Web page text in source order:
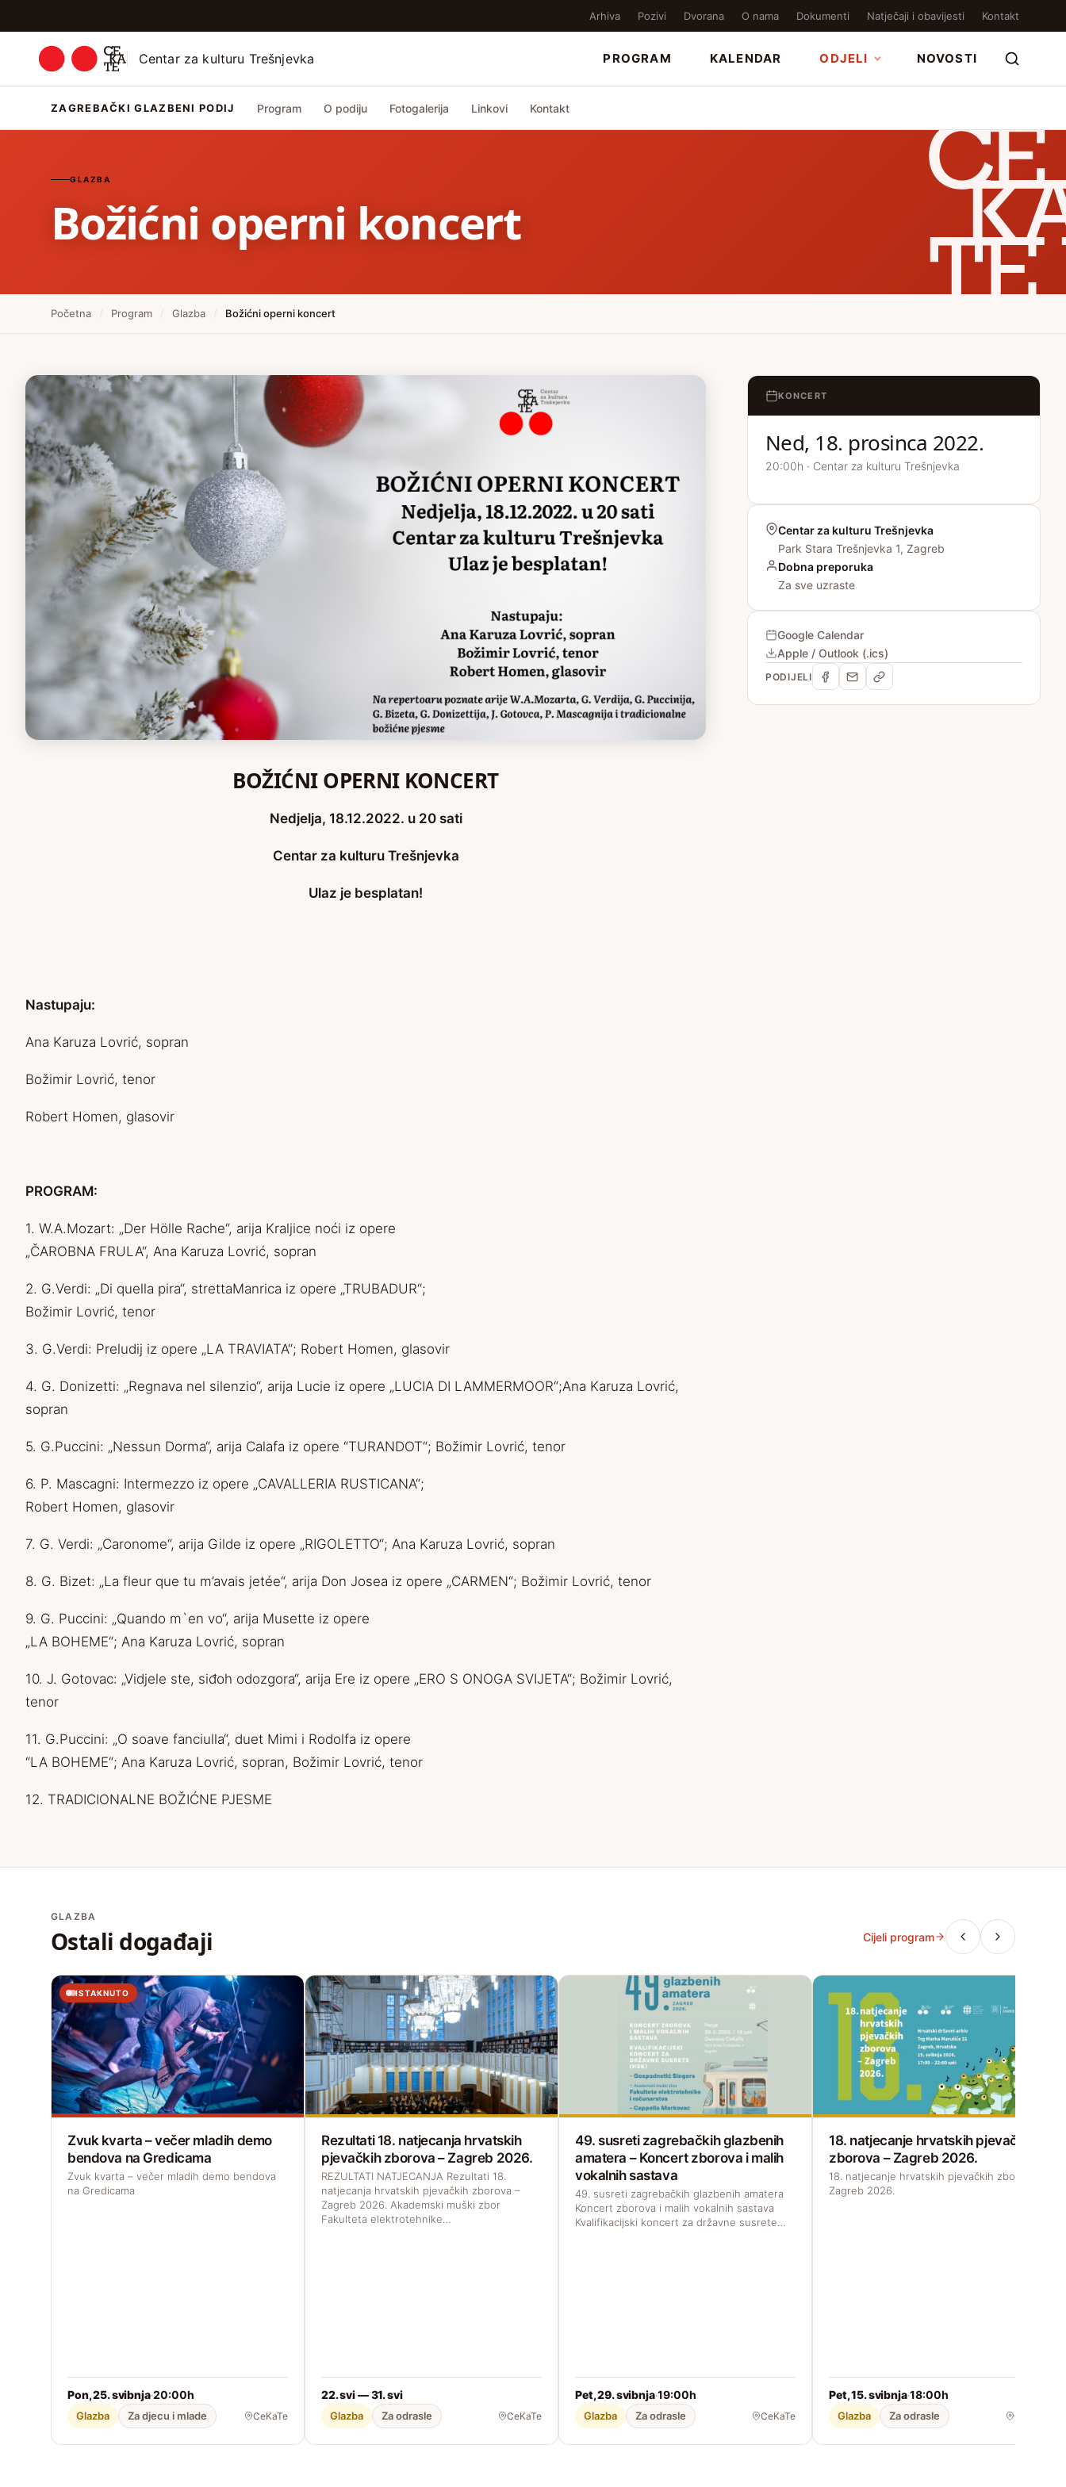
Arhiva Pozivi Dvorana O nama Dokumenti Natječaji i obavijesti Kontakt
Centar za kulturu Trešnjevka PROGRAM KALENDAR ODJELI NOVOSTI
ZAGREBAČKI GLAZBENI PODIJ Program O podiju Fotogalerija Linkovi Kontakt
GLAZBA
Božićni operni koncert
Početna / Program / Glazba / Božićni operni koncert
BOŽIĆNI OPERNI KONCERT
Nedjelja, 18.12.2022. u 20 sati
Centar za kulturu Trešnjevka
Ulaz je besplatan!
Nastupaju:
Ana Karuza Lovrić, sopran
Božimir Lovrić, tenor
Robert Homen, glasovir
PROGRAM:
1. W.A.Mozart: „Der Hölle Rache“, arija Kraljice noći iz opere
„ČAROBNA FRULA“, Ana Karuza Lovrić, sopran
2. G.Verdi: „Di quella pira“, strettaManrica iz opere „TRUBADUR“;
Božimir Lovrić, tenor
3. G.Verdi: Preludij iz opere „LA TRAVIATA“; Robert Homen, glasovir
4. G. Donizetti: „Regnava nel silenzio“, arija Lucie iz opere „LUCIA DI LAMMERMOOR“;Ana Karuza Lovrić,
sopran
5. G.Puccini: „Nessun Dorma“, arija Calafa iz opere “TURANDOT“; Božimir Lovrić, tenor
6. P. Mascagni: Intermezzo iz opere „CAVALLERIA RUSTICANA“;
Robert Homen, glasovir
7. G. Verdi: „Caronome“, arija Gilde iz opere „RIGOLETTO“; Ana Karuza Lovrić, sopran
8. G. Bizet: „La fleur que tu m’avais jetée“, arija Don Josea iz opere „CARMEN“; Božimir Lovrić, tenor
9. G. Puccini: „Quando m`en vo“, arija Musette iz opere
„LA BOHEME“; Ana Karuza Lovrić, sopran
10. J. Gotovac: „Vidjele ste, siđoh odozgora“, arija Ere iz opere „ERO S ONOGA SVIJETA“; Božimir Lovrić,
tenor
11. G.Puccini: „O soave fanciulla“, duet Mimi i Rodolfa iz opere
“LA BOHEME“; Ana Karuza Lovrić, sopran, Božimir Lovrić, tenor
12. TRADICIONALNE BOŽIĆNE PJESME
KONCERT
Ned, 18. prosinca 2022.
20:00h · Centar za kulturu Trešnjevka
Centar za kulturu Trešnjevka
Park Stara Trešnjevka 1, Zagreb
Dobna preporuka
Za sve uzraste
Google Calendar
Apple / Outlook (.ics)
PODIJELI
GLAZBA
Ostali događaji Cijeli program
ISTAKNUTO
Zvuk kvarta – večer mladih demo
bendova na Gredicama
Zvuk kvarta – večer mladih demo bendova
na Gredicama
Pon, 25. svibnja·20:00h
Glazba Za djecu i mlade CeKaTe
Rezultati 18. natjecanja hrvatskih
pjevačkih zborova – Zagreb 2026.
REZULTATI NATJECANJA Rezultati 18.
natjecanja hrvatskih pjevačkih zborova –
Zagreb 2026. Akademski muški zbor
Fakulteta elektrotehnike…
22. svi — 31. svi
Glazba Za odrasle CeKaTe
49. susreti zagrebačkih glazbenih
amatera – Koncert zborova i malih
vokalnih sastava
49. susreti zagrebačkih glazbenih amatera
Koncert zborova i malih vokalnih sastava
Kvalifikacijski koncert za državne susrete…
Pet, 29. svibnja·19:00h
Glazba Za odrasle CeKaTe
18. natjecanje hrvatskih pjevačkih
zborova – Zagreb 2026.
18. natjecanje hrvatskih pjevačkih zborova –
Zagreb 2026.
Pet, 15. svibnja·18:00h
Glazba Za odrasle CeKaTe